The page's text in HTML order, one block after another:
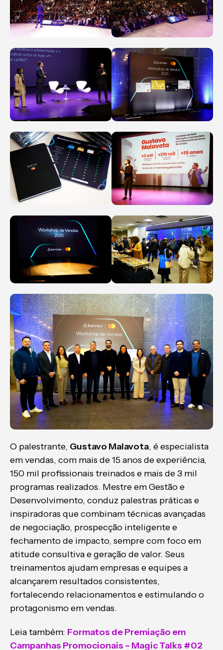
O palestrante, Gustavo Malavota, é especialista
em vendas, com mais de 15 anos de experiência,
150 mil profissionais treinados e mais de 3 mil
programas realizados. Mestre em Gestão e
Desenvolvimento, conduz palestras práticas e
inspiradoras que combinam técnicas avançadas
de negociação, prospecção inteligente e
fechamento de impacto, sempre com foco em
atitude consultiva e geração de valor. Seus
treinamentos ajudam empresas e equipes a
alcançarem resultados consistentes,
fortalecendo relacionamentos e estimulando o
protagonismo em vendas.
Leia também: Formatos de Premiação em
Campanhas Promocionais – Magic Talks #02